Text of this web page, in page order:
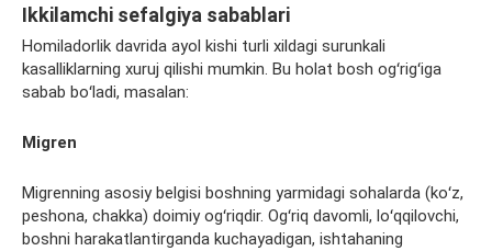
Ikkilamchi sefalgiya sabablari
Homiladorlik davrida ayol kishi turli xildagi surunkali
kasalliklarning xuruj qilishi mumkin. Bu holat bosh ogʻrigʻiga
sabab boʻladi, masalan:
Migren
Migrenning asosiy belgisi boshning yarmidagi sohalarda (koʻz,
peshona, chakka) doimiy ogʻriqdir. Ogʻriq davomli, loʻqqilovchi,
boshni harakatlantirganda kuchayadigan, ishtahaning